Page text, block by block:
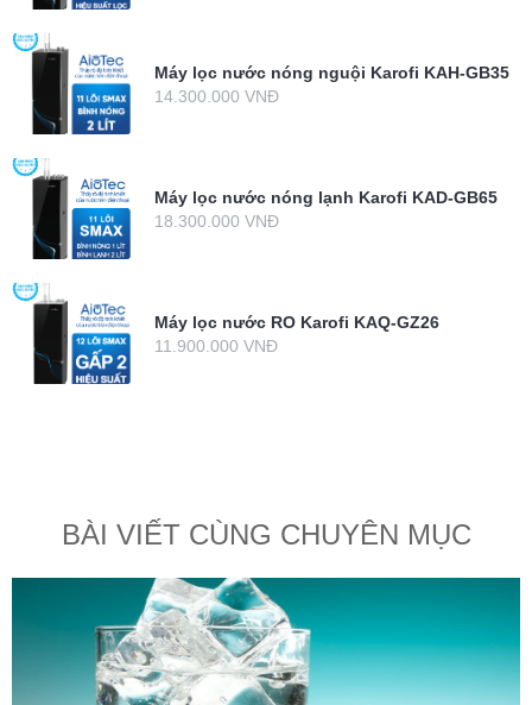
Máy lọc nước nóng nguội Karofi KAH-GB35
14.300.000 VNĐ
Máy lọc nước nóng lạnh Karofi KAD-GB65
18.300.000 VNĐ
Máy lọc nước RO Karofi KAQ-GZ26
11.900.000 VNĐ
BÀI VIẾT CÙNG CHUYÊN MỤC